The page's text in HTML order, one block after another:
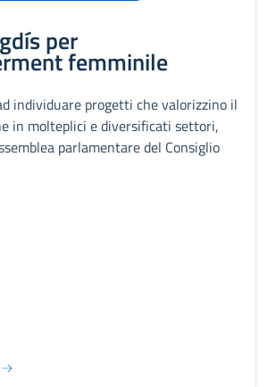
per
femminile
individuare progetti che valorizzino il
in molteplici e diversificati settori,
parlamentare del Consiglio